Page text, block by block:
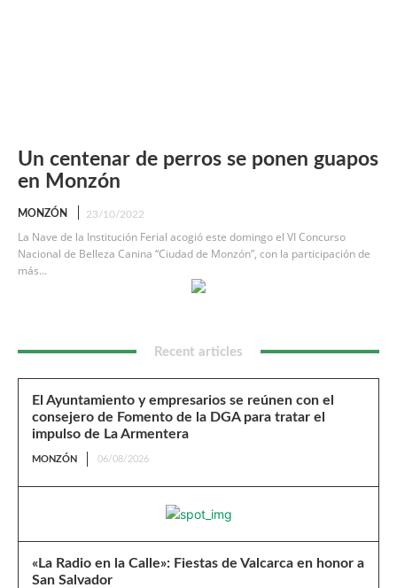
Un centenar de perros se ponen guapos
en Monzón
MONZÓN 23/10/2022
La Nave de la Institución Ferial acogió este domingo el VI Concurso
Nacional de Belleza Canina “Ciudad de Monzón”, con la participación de
más...
Recent articles
El Ayuntamiento y empresarios se reúnen con el
consejero de Fomento de la DGA para tratar el
impulso de La Armentera
MONZÓN 06/08/2026
«La Radio en la Calle»: Fiestas de Valcarca en honor a
San Salvador